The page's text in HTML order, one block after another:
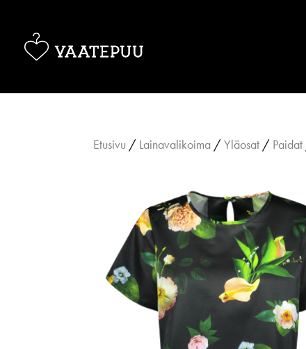
Etusivu / Lainavalikoima /Yläosat / Paidat